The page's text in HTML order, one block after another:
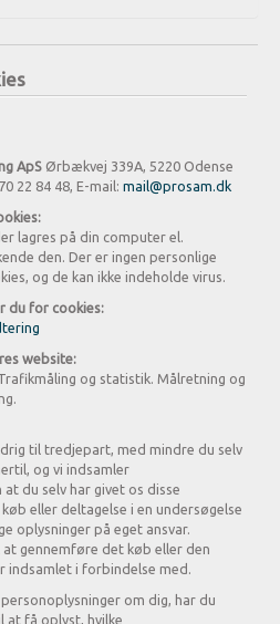
ApS Ørbækvej 339A, 5220 Odense
22 84 48, E-mail: mail@prosam.dk
lagres på din computer el.
den. Der er ingen personlige
og de kan ikke indeholde virus.
du for cookies:
website:
og statistik. Målretning og
til tredjepart, med mindre du selv
og vi indsamler
du selv har givet os disse
eller deltagelse i en undersøgelse
oplysninger på eget ansvar.
gennemføre det køb eller den
indsamlet i forbindelse med.
om dig, har du
at få oplyst, hvilke